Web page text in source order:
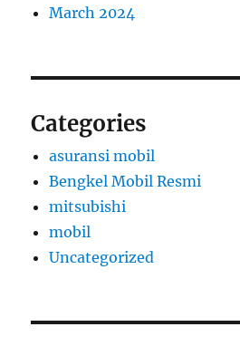
March 2024
Categories
asuransi mobil
Bengkel Mobil Resmi
mitsubishi
mobil
Uncategorized